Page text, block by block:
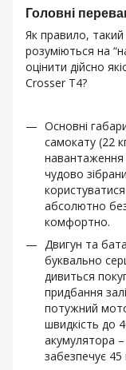
Головні
Як правило,
розуміються на
оцінити дійсно
Crosser T4?
Основні
самокату (22
навантаження
чудово
абсолютно
комфортно.
Двигун та
буквально
дивиться
придбання
потужний
швидкість до
акумулятора
забезпечує 45